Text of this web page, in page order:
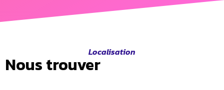
Localisation
Nous trouver